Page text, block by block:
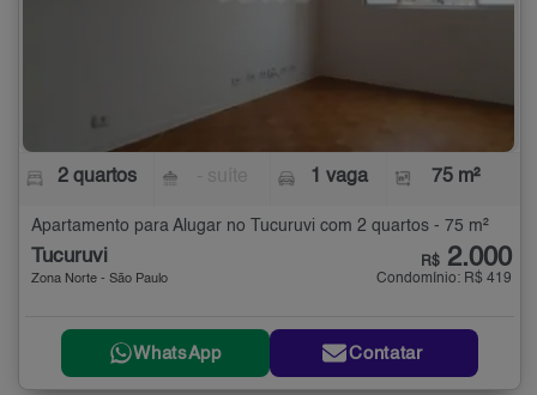
2 quartos 1 vaga 75 m²
Apartamento para Alugar no Tucuruvi com 2 quartos - 75 m²
Tucuruvi
Zona Norte - São Paulo
R$ 2.000
Condomínio: R$ 419
WhatsApp Contatar